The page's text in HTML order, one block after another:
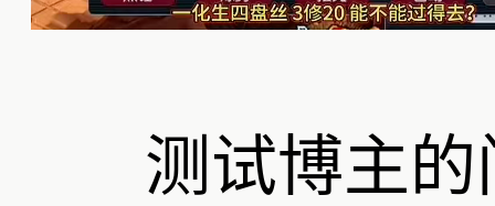
测试博主的